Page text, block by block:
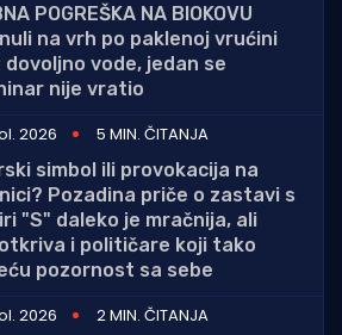
POGREŠKA NA BIOKOVU
na vrh po paklenoj vrućini
dovoljno vode, jedan se
nije vratio
2026
5 MIN. ČITANJA
simbol ili provokacija na
Pozadina priče o zastavi s
"S" daleko je mračnija, ali
i političare koji tako
pozornost sa sebe
2026
2 MIN. ČITANJA